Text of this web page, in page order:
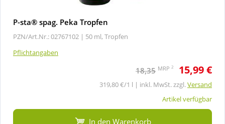
P-sta® spag. Peka Tropfen
PZN/Art.Nr.: 02767102 | 50 ml, Tropfen
Pflichtangaben
18,35 MRP 2 15,99 €
319,80 €/1 l | inkl. MwSt. zzgl.Versand
Artikel verfügbar
In den Warenkorb